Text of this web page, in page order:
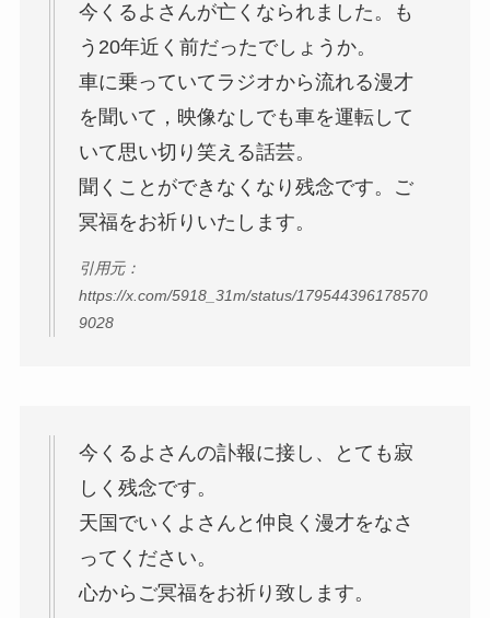
今くるよさんが亡くなられました。も
う20年近く前だったでしょうか。
車に乗っていてラジオから流れる漫才
を聞いて，映像なしでも車を運転して
いて思い切り笑える話芸。
聞くことができなくなり残念です。ご
冥福をお祈りいたします。
引用元：
https://x.com/5918_31m/status/179544396178570
9028
今くるよさんの訃報に接し、とても寂
しく残念です。
天国でいくよさんと仲良く漫才をなさ
ってください。
心からご冥福をお祈り致します。